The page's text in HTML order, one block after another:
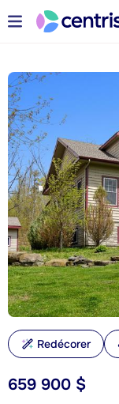
659 900 $
Redécorer